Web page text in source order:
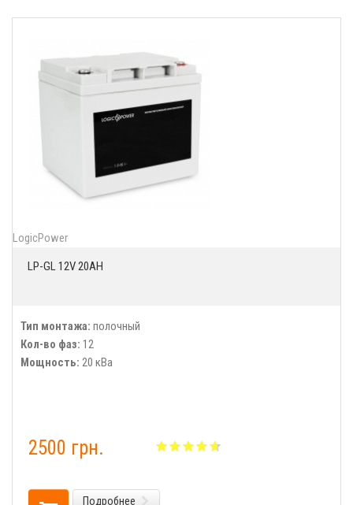
LogicPower
LP-GL 12V 20AH
Тип монтажа: полочный
Кол-во фаз: 12
Мощность: 20 кВа
2500 грн.
Подробнее